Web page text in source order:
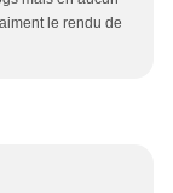
le rendu de